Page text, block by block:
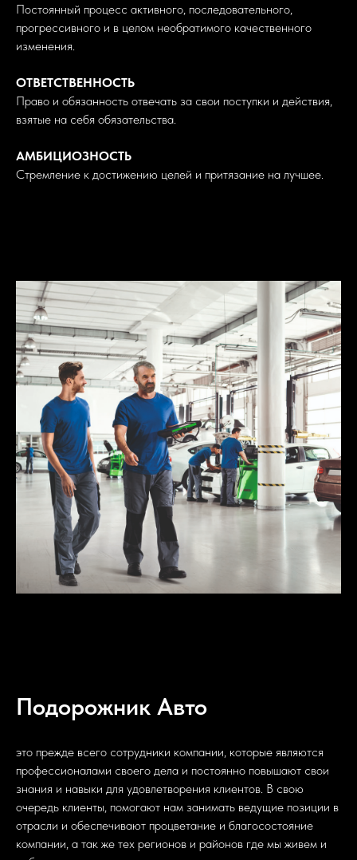
Постоянный процесс активного, последовательного,
прогрессивного и в целом необратимого качественного
изменения.
ОТВЕТСТВЕННОСТЬ
Право и обязанность отвечать за свои поступки и действия,
взятые на себя обязательства.
АМБИЦИОЗНОСТЬ
Стремление к достижению целей и притязание на лучшее.
Подорожник Авто
это прежде всего сотрудники компании, которые являются
профессионалами своего дела и постоянно повышают свои
знания и навыки для удовлетворения клиентов. В свою
очередь клиенты, помогают нам занимать ведущие позиции в
отрасли и обеспечивают процветание и благосостояние
компании, а так же тех регионов и районов где мы живем и